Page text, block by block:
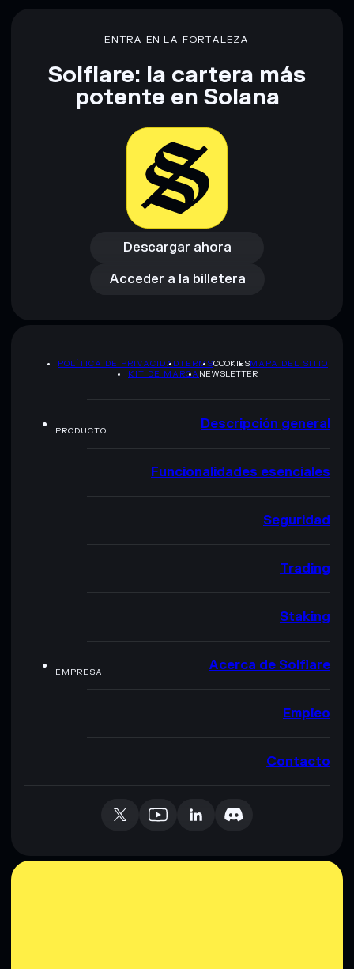
ENTRA EN LA FORTALEZA
Solflare: la cartera más
potente en Solana
Descargar ahora
Descargar ahora
Acceder a la billetera
Acceder a la billetera
POLÍTICA DE PRIVACIDADTERMSCOOKIESMAPA DEL SITIO
KIT DE MARCA NEWSLETTER
PRODUCTO Descripción general
Funcionalidades esenciales
Seguridad
Trading
Staking
EMPRESA Acerca de Solflare
Empleo
Contacto